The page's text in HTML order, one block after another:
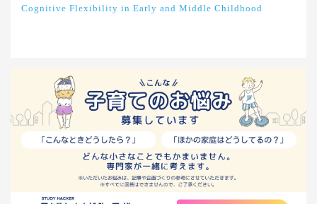
Cognitive Flexibility in Early and Middle Childhood